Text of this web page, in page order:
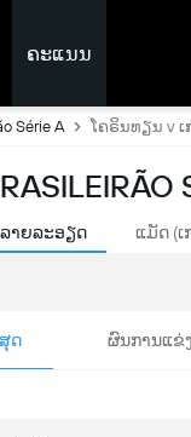
ຄະແນນ
Série A ໂຄຣິນທຽນ v ເ
ລາຍລະອຽດ ແມັດ (
ດ ຜົນການແຂ່ງ